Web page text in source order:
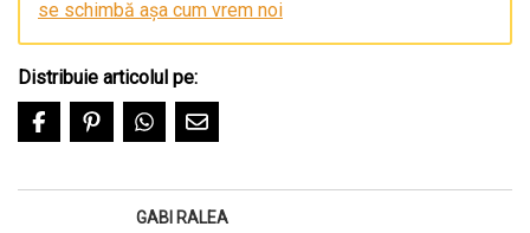
se schimbă așa cum vrem noi
Distribuie articolul pe:
GABI RALEA